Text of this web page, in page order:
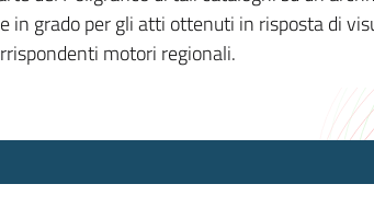
in grado per gli atti ottenuti in risposta di
motori regionali.